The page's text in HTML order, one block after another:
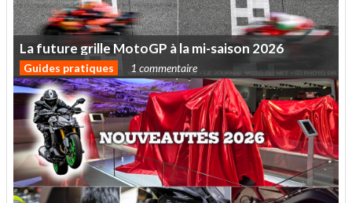
Lafuturegrille MotoGP àlami-saison 2026
Guides pratiques 1 commentaire